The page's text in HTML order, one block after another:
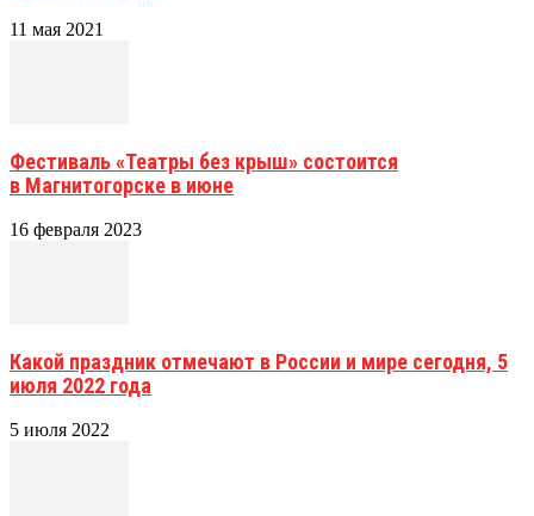
11 мая 2021
Фестиваль «Театры без крыш» состоится
в Магнитогорске в июне
16 февраля 2023
Какой праздник отмечают в России и мире сегодня, 5
июля 2022 года
5 июля 2022